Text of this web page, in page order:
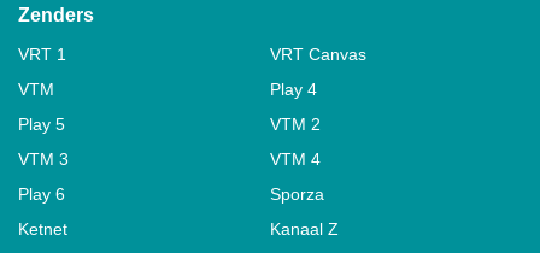
Zenders
VRT 1
VRT Canvas
VTM
Play 4
Play 5
VTM 2
VTM 3
VTM 4
Play 6
Sporza
Ketnet
Kanaal Z